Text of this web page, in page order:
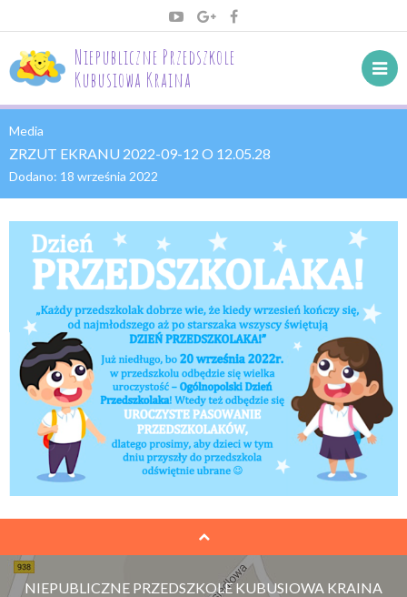
Niepubliczne Przedszkole
Kubusiowa Kraina
Media
ZRZUT EKRANU 2022-09-12 O 12.05.28
Dodano: 18 września 2022
NIEPUBLICZNE PRZEDSZKOLE KUBUSIOWA KRAINA